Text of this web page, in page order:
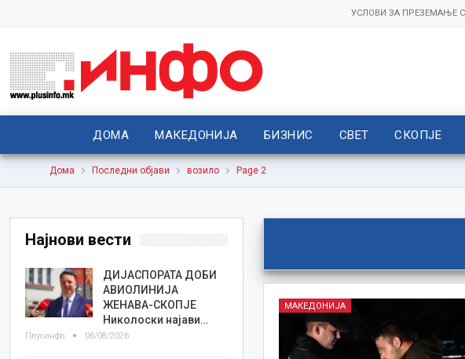
УСЛОВИ ЗА ПРЕЗЕМАЊЕ
ДОМА МАКЕДОНИЈА БИЗНИС СВЕТ СКОПЈЕ
Дома Последни објави возило Page 2
МАКЕДОНИЈА
Најнови вести
ДИЈАСПОРАТА ДОБИ
АВИОЛИНИЈА
ЖЕНАВА-СКОПЈЕ
Николоски најави…
Плусинфо 06/08/2026